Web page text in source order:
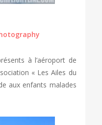
à l’aéroport de
« Les Ailes du
aux enfants malades